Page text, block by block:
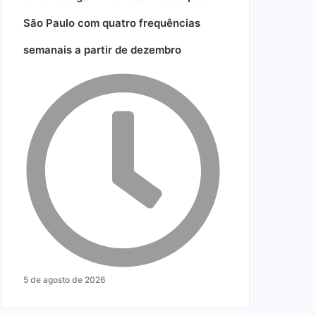
São Paulo com quatro frequências
semanais a partir de dezembro
5 de agosto de 2026